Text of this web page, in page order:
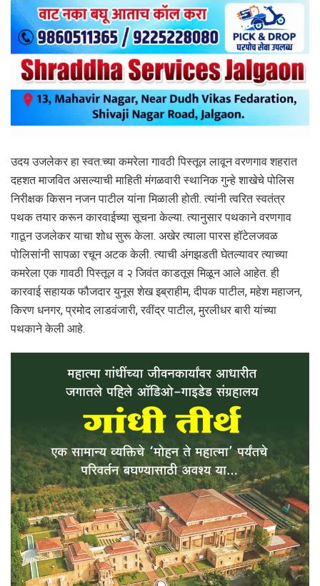
उदय उजलेकर हा स्वत:च्या कमरेला गावठी पिस्तूल लावून वरणगाव शहरात
दहशत माजवित असल्याची माहिती मंगळवारी स्थानिक गुन्हे शाखेचे पोलिस
निरीक्षक किसन नजन पाटील यांना मिळाली होती. त्यांनी त्वरित स्वतंत्र
पथक तयार करून कारवाईच्या सूचना केल्या. त्यानुसार पथकाने वरणगाव
गाठून उजलेकर याचा शोध सुरू केला. अखेर त्याला पारस हॉटेलजवळ
पोलिसांनी सापळा रचून अटक केली. त्याची अंगझडती घेतल्यावर त्याच्या
कमरेला एक गावठी पिस्तूल व २ जिवंत काडतूस मिळून आले आहेत. ही
कारवाई सहायक फौजदार युनूस शेख इब्राहीम, दीपक पाटील, महेश महाजन,
किरण धनगर, प्रमोद लाडवंजारी, रवींद्र पाटील, मुरलीधर बारी यांच्या
पथकाने केली आहे.